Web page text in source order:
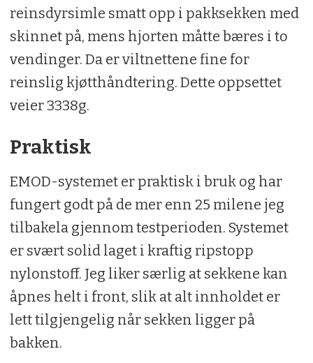
reinsdyrsimle smatt opp i pakksekken med
skinnet på, mens hjorten måtte bæres i to
vendinger. Da er viltnettene fine for
reinslig kjøtthåndtering. Dette oppsettet
veier 3338g.
Praktisk
EMOD-systemet er praktisk i bruk og har
fungert godt på de mer enn 25 milene jeg
tilbakela gjennom testperioden. Systemet
er svært solid laget i kraftig ripstopp
nylonstoff. Jeg liker særlig at sekkene kan
åpnes helt i front, slik at alt innholdet er
lett tilgjengelig når sekken ligger på
bakken.